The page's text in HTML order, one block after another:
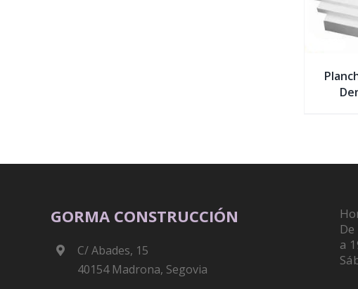
GORMA CONSTRUCCIÓN
C/ Abades, 15
40154 Madrona, Segovia
a